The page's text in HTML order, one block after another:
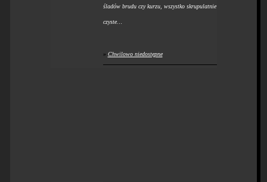
śladów brudu czy kurzu, wszystko skrupulatnie
czyste…
» Chwilowo niedostępne